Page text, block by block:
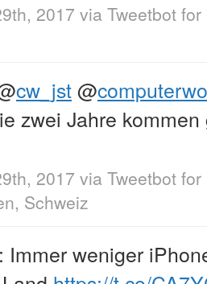
2017 via Tweetbot for
cw_jst@
zwei Jahre
2017 via Tweetbot for
Schweiz
: Immer weniger